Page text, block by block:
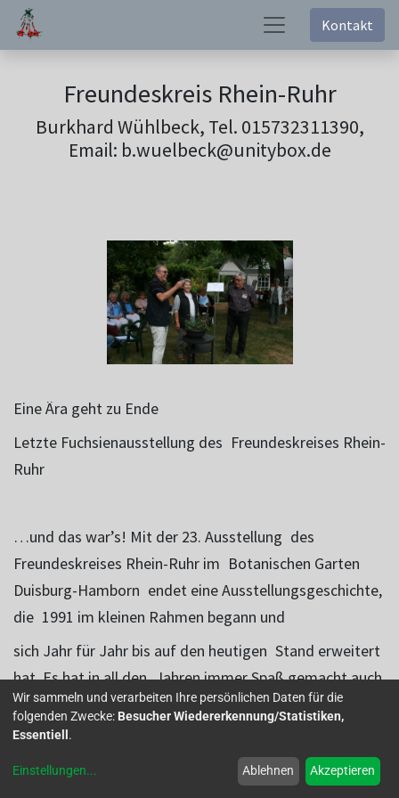
Kontakt
Freundeskreis Rhein-Ruhr
Burkhard Wühlbeck, Tel. 015732311390,
Email: b.wuelbeck@unitybox.de
Eine Ära geht zu Ende
Letzte Fuchsienausstellung des Freundeskreises Rhein-
Ruhr
…und das war’s! Mit der 23. Ausstellung des
Freundeskreises Rhein-Ruhr im Botanischen Garten
Duisburg-Hamborn endet eine Ausstellungsgeschichte,
die 1991 im kleinen Rahmen begann und
sich Jahr für Jahr bis auf den heutigen Stand erweitert
hat. Es hat in all den Jahren immer Spaß gemacht auch
wenn man hin und wieder das Gefühl hatte, die Arbeit
übersteigt unsere Kräfte.
Irgendwie haben wir es immer wieder geschafft und
Wir sammeln und verarbeiten Ihre persönlichen Daten für die
folgenden Zwecke: Besucher Wiedererkennung/Statistiken,
Essentiell .
Einstellungen... Ablehnen Akzeptieren